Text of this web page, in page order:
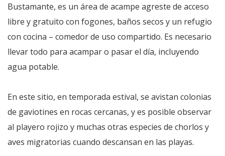
Bustamante, es un área de acampe agreste de acceso
libre y gratuito con fogones, baños secos y un refugio
con cocina – comedor de uso compartido. Es necesario
llevar todo para acampar o pasar el día, incluyendo
agua potable.
En este sitio, en temporada estival, se avistan colonias
de gaviotines en rocas cercanas, y es posible observar
al playero rojizo y muchas otras especies de chorlos y
aves migratorias cuando descansan en las playas.